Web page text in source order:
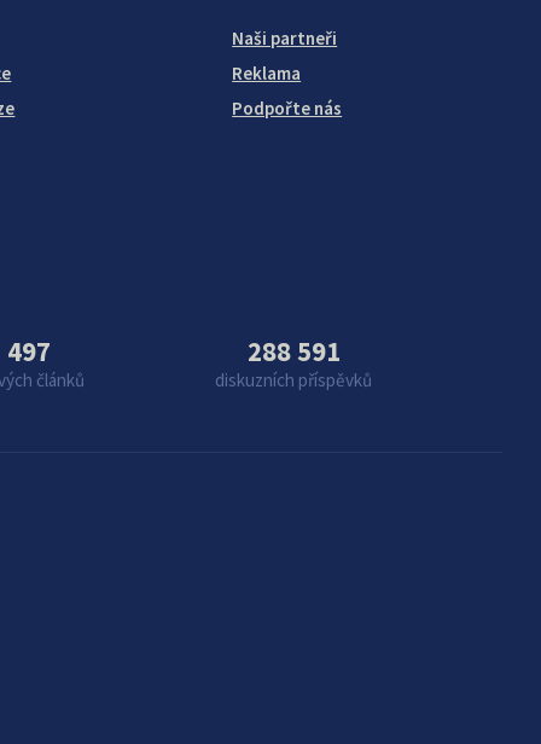
Naši partneři
Reklama
Podpořte nás
497
článků
288 591
diskuzních příspěvků